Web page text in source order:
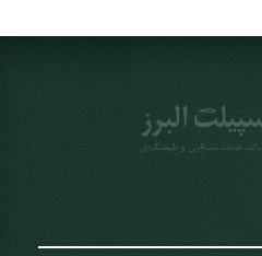
سفر به کشور برزیل با این تور
برازیلیا، باغ گیاه‌شناسی کوریتیبا،
آمازون، کارناوال ریو،
اولیندا را خواهید داشت. در این